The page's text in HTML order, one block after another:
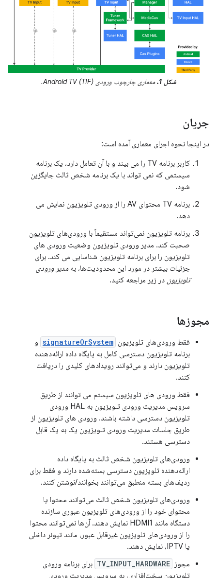
شکل 1. معماری چارچوب ورودی Android TV (TIF).
جریان
در اینجا نحوه اجرای معماری آمده است:
کاربر برنامه TV را می بیند و با آن تعامل دارد، یک برنامه
سیستمی که نمی تواند با یک برنامه شخص ثالث جایگزین
شود.
برنامه TV محتوای AV را از ورودی تلویزیون نمایش می
دهد.
برنامه تلویزیون نمی‌تواند مستقیماً با ورودی‌های تلویزیون
صحبت کند. مدیر ورودی تلویزیون وضعیت ورودی های
تلویزیون را برای برنامه تلویزیون شناسایی می کند. برای
جزئیات بیشتر در مورد این محدودیت‌ها، به مدیر ورودی
تلویزیون در زیر مراجعه کنید.
مجوزها
فقط ورودی‌های تلویزیون signatureOrSystem و
برنامه تلویزیون دسترسی کامل به پایگاه داده ارائه‌دهنده
تلویزیون دارند و می‌توانند رویدادهای کلیدی را دریافت
کنند.
فقط ورودی های تلویزیون سیستم می توانند از طریق
سرویس مدیریت ورودی تلویزیون به HAL ورودی
تلویزیون دسترسی داشته باشند. ورودی های تلویزیون از
طریق جلسات مدیریت ورودی تلویزیون یک به یک قابل
دسترسی هستند.
ورودی‌های تلویزیون شخص ثالث به پایگاه داده
ارائه‌دهنده تلویزیون دسترسی بسته‌شده دارند و فقط برای
ردیف‌های بسته منطبق می‌توانند بخوانند/نوشتن کنند.
ورودی‌های تلویزیون شخص ثالث می‌توانند محتوا یا
محتوای خود را از ورودی‌های تلویزیون عبوری سازنده
دستگاه مانند HDMI1 نمایش دهند. آن‌ها نمی‌توانند محتوا
را از ورودی‌های تلویزیون غیرقابل عبور، مانند تیونر داخلی
یا IPTV، نمایش دهند.
مجوز TV_INPUT_HARDWARE برای برنامه ورودی
تلویزیون سخت‌افزاری، به سرویس مدیریت ورودی